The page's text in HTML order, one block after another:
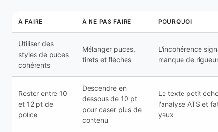
À FAIRE À NE PAS FAIRE POURQUOI
Utiliser des
styles de puces
cohérents
Mélanger puces,
tirets et flèches
L'incohérence
manque de rigueur
Rester entre 10
et 12 pt de
police
Descendre en
dessous de 10 pt
pour caser plus de
contenu
Le texte petit
l'analyse ATS et
yeux